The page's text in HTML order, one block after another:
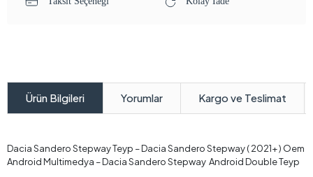
Ürün Bilgileri Yorumlar Kargo ve Teslimat
Dacia Sandero Stepway Teyp – Dacia Sandero Stepway ( 2021+ ) Oem
Android Multimedya – Dacia Sandero Stepway Android Double Teyp